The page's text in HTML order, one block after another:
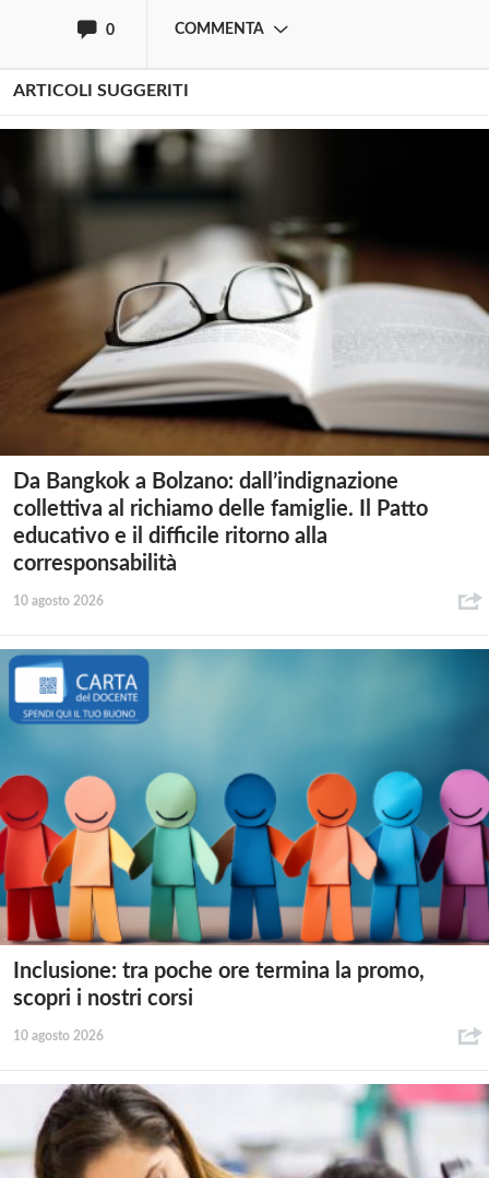
0 COMMENTA
ARTICOLI SUGGERITI
Da Bangkok a Bolzano: dall’indignazione
collettiva al richiamo delle famiglie. Il Patto
educativo e il difficile ritorno alla
corresponsabilità
10 agosto 2026
Inclusione: tra poche ore termina la promo,
scopri i nostri corsi
10 agosto 2026